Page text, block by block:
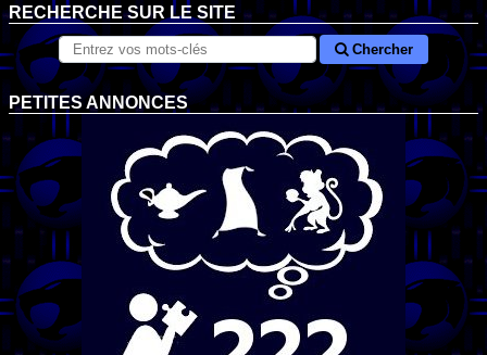
RECHERCHE SUR LE SITE
Chercher
PETITES ANNONCES